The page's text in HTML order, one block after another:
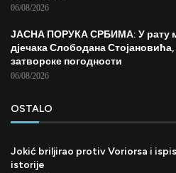
06/08/2026
ЈАСНА ПОРУКА СРБИМА: У рату
дјечака Слободана
затворске погодности
06/08/2026
OSTALO
Jokić briljirao protiv Voriorsa i
istorije